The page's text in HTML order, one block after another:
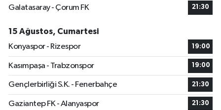
Galatasaray - Çorum FK
21:30
15 Ağustos, Cumartesi
Konyaspor - Rizespor
19:00
Kasımpaşa - Trabzonspor 19:00
Gençlerbirliği S.K. - Fenerbahçe 21:30
Gaziantep FK - Alanyaspor 21:30